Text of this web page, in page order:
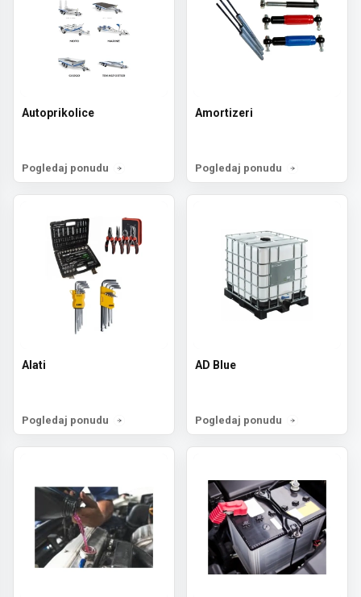
Autoprikolice
Pogledaj ponudu
Amortizeri
Pogledaj ponudu
Alati
Pogledaj ponudu
AD Blue
Pogledaj ponudu